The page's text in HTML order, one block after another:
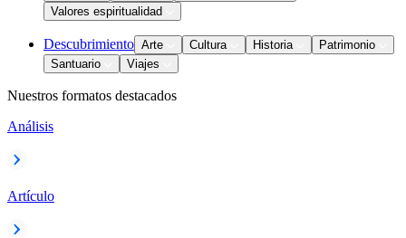
Valores espiritualidad
Descubrimiento Arte Cultura Historia
Patrimonio
Santuario
Viajes
Nuestros formatos destacados
Análisis
Artículo